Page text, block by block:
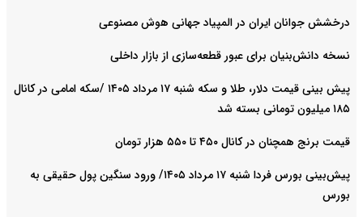
درخشش جوانان ایران در المپیاد جهانی هوش مصنوعی
نسخه دانش‌بنیان برای عبور قطعه‌سازی از بازار داخلی
پیش ‌بینی قیمت دلار، طلا و سکه شنبه ۱۷ مرداد ۱۴۰۵ /سکه امامی در کانال
۱۸۵ میلیون تومانی بسته شد
قیمت برنج همچنان در کانال ۴۵۰ تا ۵۵۰ هزار تومان
پیش‌بینی بورس فردا شنبه ۱۷ مرداد ۱۴۰۵/ ورود سنگین پول حقیقی به
بورس